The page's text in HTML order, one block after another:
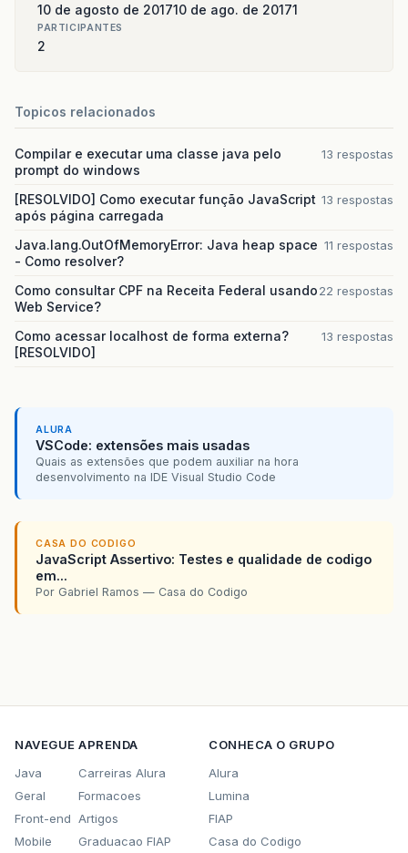
10 de agosto de 201710 de ago. de 20171
PARTICIPANTES
2
Topicos relacionados
Compilar e executar uma classe java pelo
prompt do windows
13 respostas
[RESOLVIDO] Como executar função JavaScript
após página carregada
13 respostas
Java.lang.OutOfMemoryError: Java heap space
- Como resolver?
11 respostas
Como consultar CPF na Receita Federal usando
Web Service?
22 respostas
Como acessar localhost de forma externa?
[RESOLVIDO]
13 respostas
ALURA
VSCode: extensões mais usadas
Quais as extensões que podem auxiliar na hora
desenvolvimento na IDE Visual Studio Code
CASA DO CODIGO
JavaScript Assertivo: Testes e qualidade de codigo
em...
Por Gabriel Ramos — Casa do Codigo
NAVEGUE
Java
Geral
Front-end
Mobile
APRENDA
Carreiras Alura
Formacoes
Artigos
Graduacao FIAP
CONHECA O GRUPO
Alura
Lumina
FIAP
Casa do Codigo